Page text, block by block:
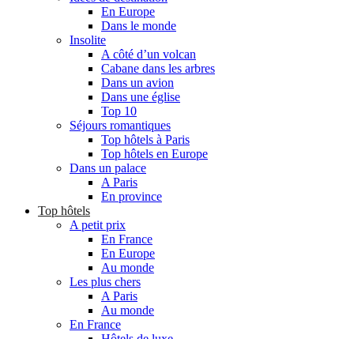
En Europe
Dans le monde
Insolite
A côté d’un volcan
Cabane dans les arbres
Dans un avion
Dans une église
Top 10
Séjours romantiques
Top hôtels à Paris
Top hôtels en Europe
Dans un palace
A Paris
En province
Top hôtels
A petit prix
En France
En Europe
Au monde
Les plus chers
A Paris
Au monde
En France